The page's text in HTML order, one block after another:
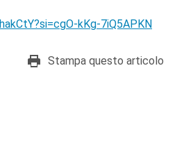
kKg-7iQ5APKN
Stampa questo articolo